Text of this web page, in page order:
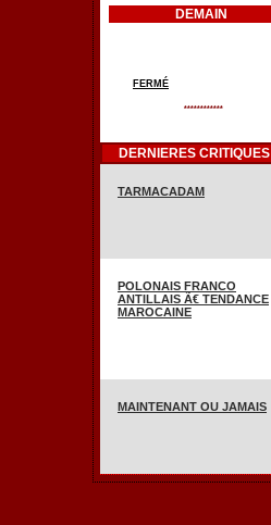
DEMAIN
FERMÉ
************
DERNIERES CRITIQUES
TARMACADAM
POLONAIS FRANCO
ANTILLAIS Ã€ TENDANCE
MAROCAINE
MAINTENANT OU JAMAIS